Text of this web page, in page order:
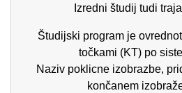
Izredni študij tudi
Študijski program je
točkami (KT) po
Naziv poklicne izobrazbe,
končanem